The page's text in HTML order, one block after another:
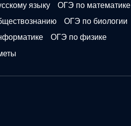
языку
ОГЭ по математике
ОГЭ по биологии
ОГЭ по физике